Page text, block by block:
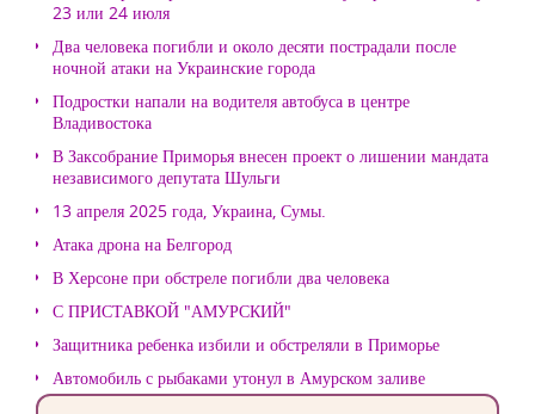
23 или 24 июля
Два человека погибли и около десяти пострадали после
ночной атаки на Украинские города
Подростки напали на водителя автобуса в центре
Владивостока
В Заксобрание Приморья внесен проект о лишении мандата
независимого депутата Шульги
13 апреля 2025 года, Украина, Сумы.
Атака дрона на Белгород
В Херсоне при обстреле погибли два человека
С ПРИСТАВКОЙ "АМУРСКИЙ"
Защитника ребенка избили и обстреляли в Приморье
Автомобиль с рыбаками утонул в Амурском заливе